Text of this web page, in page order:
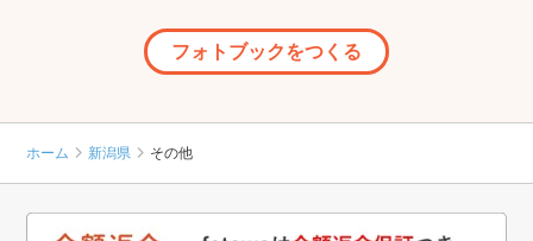
フォトブックをつくる
ホーム 新潟県 その他